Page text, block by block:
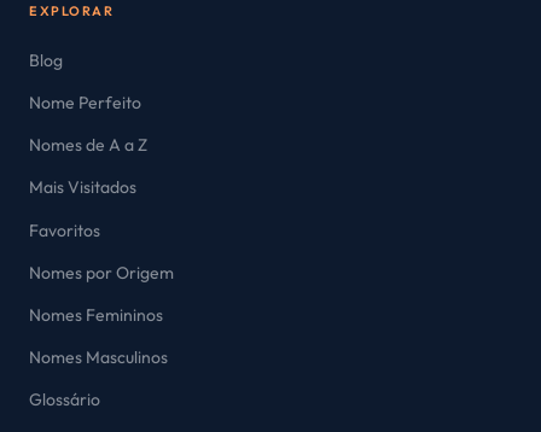
EXPLORAR
Blog
Nome Perfeito
Nomes de A a Z
Mais Visitados
Favoritos
Nomes por Origem
Nomes Femininos
Nomes Masculinos
Glossário